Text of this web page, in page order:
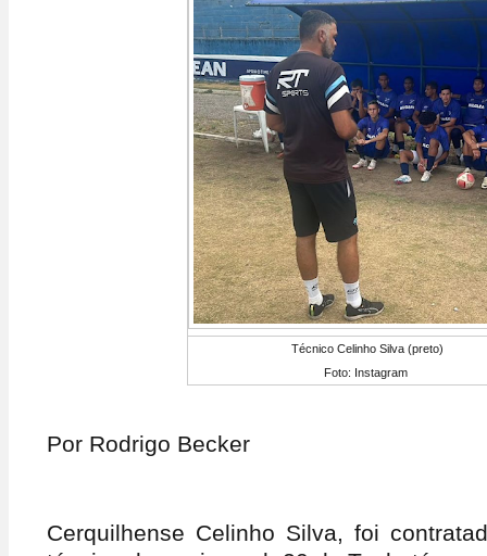
Técnico Celinho Silva (preto)
Foto: Instagram
Por Rodrigo Becker
Cerquilhense Celinho Silva, foi